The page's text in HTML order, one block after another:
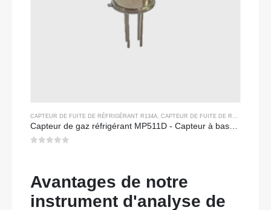
CAPTEUR DE FUITE DE RÉFRIGÉRANT R134A CAPTEUR DE FUITE DE RÉFRIGÉRANT R290
Avantages de notre
instrument d'analyse de